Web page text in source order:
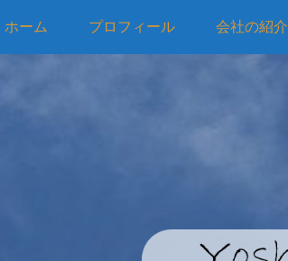
ホーム プロフィール 会社の紹介